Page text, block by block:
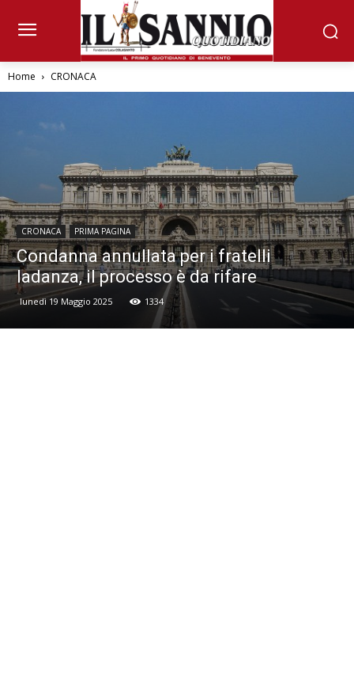
Home CRONACA
CRONACA PRIMA PAGINA
Condanna annullata per i fratelli
Iadanza, il processo è da rifare
lunedì 19 Maggio 2025 1334